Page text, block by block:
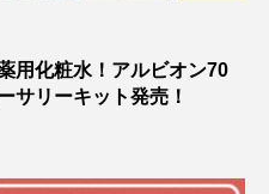
用化粧水！アルビオン70
サリーキット発売！